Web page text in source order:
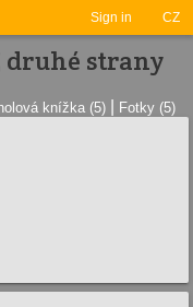
Sign in CZ
druhé strany
knížka (5) Fotky (5)